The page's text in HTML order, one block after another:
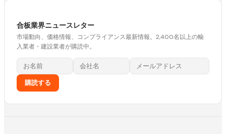
合板業界ニュースレター
市場動向、価格情報、コンプライアンス最新情報。2,400名以上の輸
入業者・建設業者が購読中。
購読する